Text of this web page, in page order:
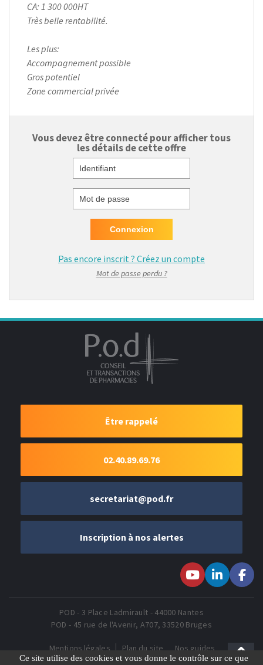
Ce site utilise des cookies et vous donne le contrôle sur ce que
CA: 1 300 000HT
Très belle rentabilité.
Les plus:
Accompagnement possible
Gros potentiel
Zone commercial privée
Vous devez être connecté pour afficher tous
les détails de cette offre
Identifiant
Mot de passe
Pas encore inscrit ? Créez un compte
Mot de passe perdu ?
Être rappelé
02.40.89.69.76
secretariat@pod.fr
Inscription à nos alertes
Youtubesur LinkedIn
nous sur
POD - 3 Place Ladmirault - 44000 Nantes
POD - 45 rue de l'Avenir, A707, 33520 Bruges
Mentions légales Plan du site
Nos guides
Gestion des Cookies